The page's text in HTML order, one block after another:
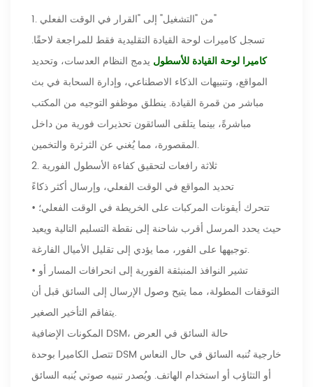
1. من "التشغيل" إلى "القرار في الوقت الفعلي"
تسجل كاميرات لوحة القيادة التقليدية فقط للمراجعة لاحقًا.
كاميرا لوحة القيادة للأسطول يدمج النظام العدسات، وتحديد
المواقع، وتنبيهات الذكاء الاصطناعي، وإدارة السحابة في بث
مباشر من قمرة القيادة. ينطلق موظفو التوجيه من المكتب
مباشرةً، بينما يتلقى السائقون تحذيرات فورية من داخل
المقصورة، مما يُغني عن الثرثرة والتخمين.
2. ثلاثة رافعات لتحقيق كفاءة الأسطول الفورية
تحديد المواقع في الوقت الفعلي، وإرسال أكثر ذكاءً
• تتحرك أيقونات المركبات على الخريطة في الوقت الفعلي؛
حيث يحدد المرسل أقرب شاحنة إلى نقطة التسليم التالية ويعيد
توجيهها على الفور، مما يؤدي إلى تقليل الأميال الفارغة.
• تشير النوافذ المنبثقة الفورية إلى انحرافات المسار أو
التوقفات المطولة، مما يتيح وصول الإرسال إلى السائق قبل أن
يتفاقم التأخير الصغير.
المكونات الإضافية DSM، حالة السائق في العرض
تتصل الكاميرا بوحدة DSM خارجية تُنبه السائق في حال النعاس
أو التثاؤب أو استخدام الهاتف. ويُصدر تنبيه صوتي يُنبه السائق